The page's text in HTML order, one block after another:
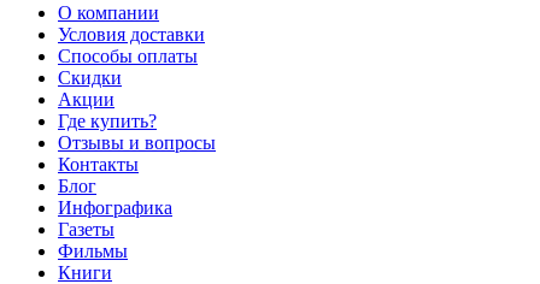
О компании
Условия доставки
Способы оплаты
Скидки
Акции
Где купить?
Отзывы и вопросы
Контакты
Блог
Инфографика
Газеты
Фильмы
Книги